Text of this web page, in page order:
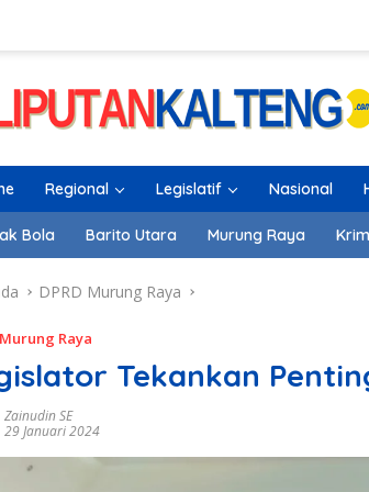
Regional Legislatif Nasional
Bola Barito Utara Murung Raya
DPRD Murung Raya
Murung Raya
Tekankan
Zainudin SE
29 Januari 2024